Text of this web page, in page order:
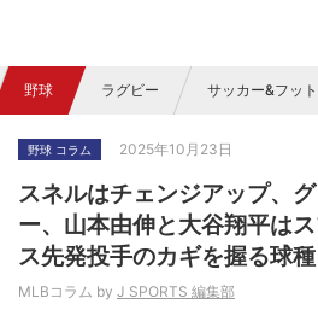
野球 ラグビー サッカー&フッ
野球 コラム 2025年10月23日
スネルはチェンジアップ、
ー、山本由伸と大谷翔平は
ス先発投手のカギを握る球種
MLBコラム by J SPORTS 編集部